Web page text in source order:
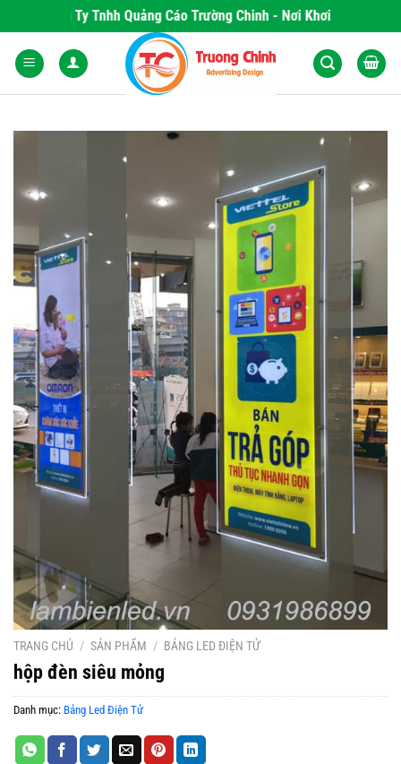
to
content
Công Ty Tnhh Quảng Cáo Trường Chinh - Nơi Khơi Nguồn Những
TRANG CHỦ / SẢN PHẨM / BẢNG LED ĐIỆN TỬ
hộp đèn siêu mỏng
Danh mục: Bảng Led Điện Tử